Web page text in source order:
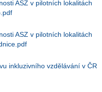
ASZ v pilotních lokalitách
ASZ v pilotních lokalitách
inkluzivního vzdělávání v ČR